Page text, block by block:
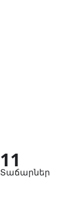
11
Տաճարներ